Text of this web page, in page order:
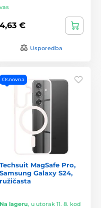
vas
4,63 €
Usporedba
Osnovna
Techsuit MagSafe Pro,
Samsung Galaxy S24,
ružičasta
Na lageru, u utorak 11. 8. kod